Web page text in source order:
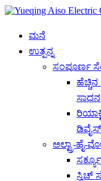
ಮನೆ
ಉತ್ಪನ್ನ
ಸಂಪೂರ್ಣ
ಸಾಧನ
ಡಿವೈಸ್
ಅಲ್ಟ್ರಾ-ಹೈ-
ಸ್ವಿಚ್